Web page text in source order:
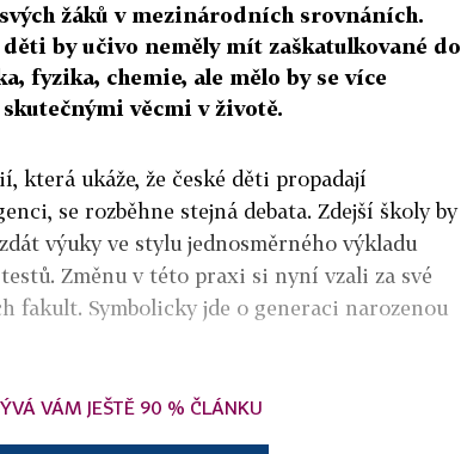
žáků v mezinárodních srovnáních.
by učivo neměly mít zaškatulkované do
fyzika, chemie, ale mělo by se více
věcmi v životě.
která ukáže, že české děti propadají
se rozběhne stejná debata. Zdejší školy by
výuky ve stylu jednosměrného výkladu
Změnu v této praxi si nyní vzali za své
fakult. Symbolicky jde o generaci narozenou
VÁM JEŠTĚ 90 % ČLÁNKU